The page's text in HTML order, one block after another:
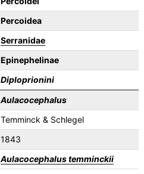
Percoidea
Serranidae
Epinephelinae
Diploprionini
Aulacocephalus
Temminck & Schlegel
1843
Aulacocephalus temminckii